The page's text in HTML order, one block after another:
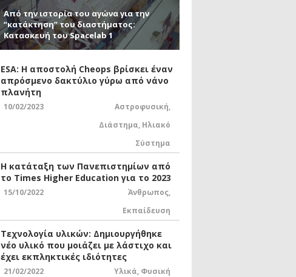
Από την ιστορία του αγώνα για την
“κατάκτηση” του διαστήματος:
Κατασκευή του Spacelab 1
ESA: Η αποστολή Cheops βρίσκει έναν
απρόσμενο δακτύλιο γύρω από νάνο
πλανήτη
10/02/2023 Αστροφυσική,
Διάστημα, Ηλιακό
Σύστημα
Η κατάταξη των Πανεπιστημίων από
το Times Higher Education για το 2023
15/10/2022 Άνθρωπος,
Εκπαίδευση
Τεχνολογία υλικών: Δημιουργήθηκε
νέο υλικό που μοιάζει με λάστιχο και
έχει εκπληκτικές ιδιότητες
21/02/2022 Υλικά, Φυσική